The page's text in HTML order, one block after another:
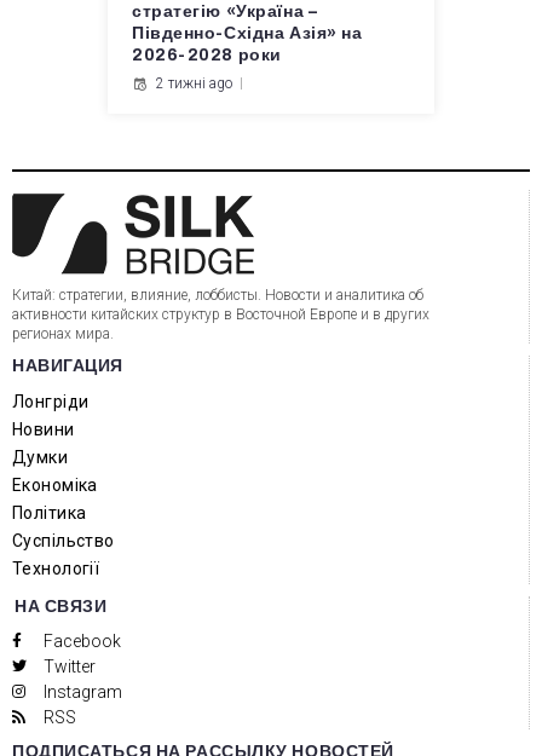
стратегію «Україна –
Південно-Східна Азія» на
2026-2028 роки
2 тижні ago
Китай: стратегии, влияние, лоббисты. Новости и аналитика об
активности китайских структур в Восточной Европе и в других
регионах мира.
НАВИГАЦИЯ
Лонгріди
Новини
Думки
Економіка
Політика
Суспільство
Технології
НА СВЯЗИ
Facebook
Twitter
Instagram
RSS
ПОДПИСАТЬСЯ НА РАССЫЛКУ НОВОСТЕЙ